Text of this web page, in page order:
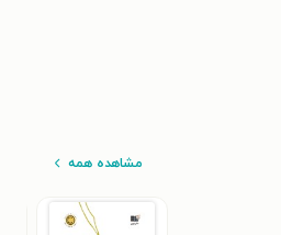
مشاهده همه